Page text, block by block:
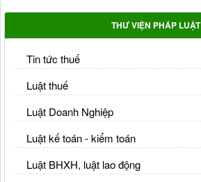
THƯ VIỆN PHÁP LUẬT
Tin tức thuế
Luật thuế
Luật Doanh Nghiệp
Luật kế toán - kiểm toán
Luật BHXH, luật lao động